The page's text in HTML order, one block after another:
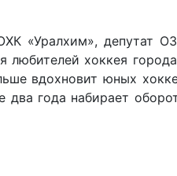
«Уралхим», депутат
хоккея
вдохновит юных
года набирает